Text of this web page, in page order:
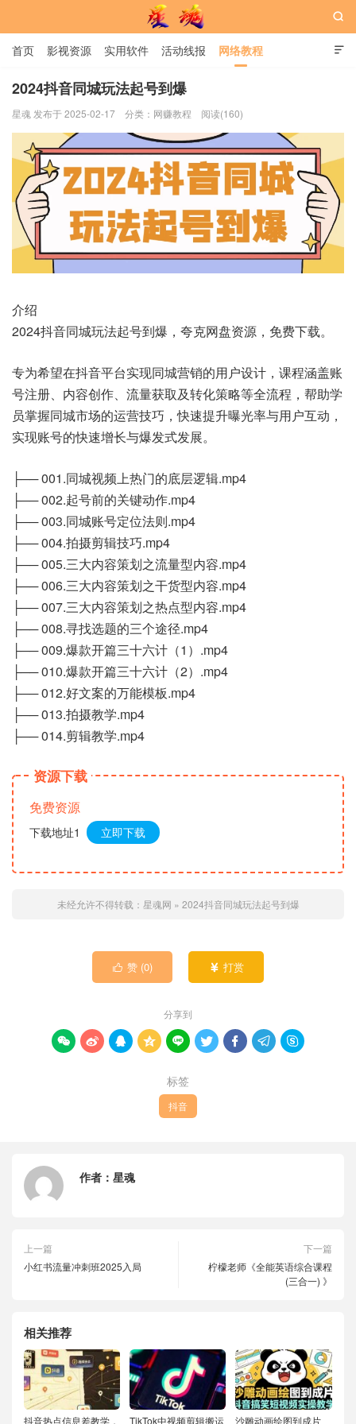
星魂网

首页 影视资源 实用软件 活动线报 网络教程
用户中心 书籍 娱乐

2024抖音同城玩法起号到爆
星魂 发布于 2025-02-17 分类： 网赚教程 阅读(160)
介绍
2024抖音同城玩法起号到爆，夸克网盘资源，免费下载。
专为希望在抖音平台实现同城营销的用户设计，课程涵盖账
号注册、内容创作、流量获取及转化策略等全流程，帮助学
员掌握同城市场的运营技巧，快速提升曝光率与用户互动，
实现账号的快速增长与爆发式发展。
├── 001.同城视频上热门的底层逻辑.mp4
├── 002.起号前的关键动作.mp4
├── 003.同城账号定位法则.mp4
├── 004.拍摄剪辑技巧.mp4
├── 005.三大内容策划之流量型内容.mp4
├── 006.三大内容策划之干货型内容.mp4
├── 007.三大内容策划之热点型内容.mp4
├── 008.寻找选题的三个途径.mp4
├── 009.爆款开篇三十六计（1）.mp4
├── 010.爆款开篇三十六计（2）.mp4
├── 012.好文案的万能模板.mp4
├── 013.拍摄教学.mp4
├── 014.剪辑教学.mp4
资源下载
免费资源
下载地址1 立即下载
未经允许不得转载： 星魂网 » 2024抖音同城玩法起号到爆
 赞 (0)  打赏
分享到
        
标签
抖音
作者： 星魂
上一篇
小红书流量冲刺班2025入局
下一篇
柠檬老师《全能英语综合课程
(三合一) 》
相关推荐
抖音热点信息差教学， TikTok中视频剪辑搬运 沙雕动画绘图到成片